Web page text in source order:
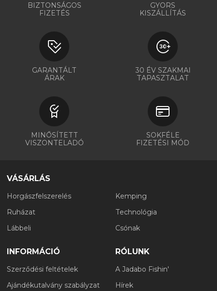
BIZTONSÁGOS
FIZETÉS
GYORS
KISZÁLLÍTÁS
GARANTÁLT
ÁRAK
30 ÉV SZAKMAI
TAPASZTALAT
MINŐSÍTETT
VISZONTELADÓ
SOKFÉLE
FIZETÉSI MÓD
VÁSÁRLÁS
Horgászfelszerelés
Ruházat
Lábbeli
Kemping
Technológia
Csónak
INFORMÁCIÓ
Szerződési feltételek
Ajándékutalvány szabályzat
RÓLUNK
A Jadabo Fishin'
Hírek